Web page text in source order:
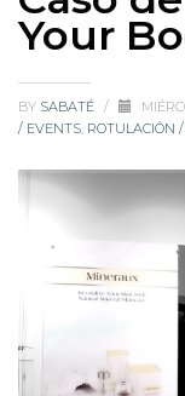
Your
BY SABATÉ /
/ EVENTS, ROTULACIÓN